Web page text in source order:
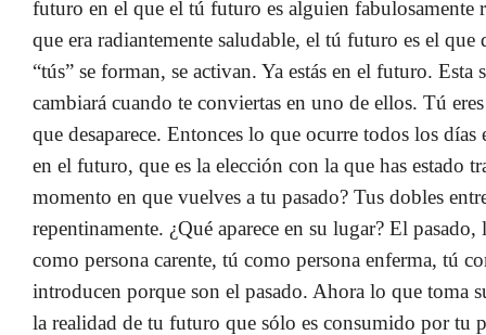
futuro en el que el tú futuro es alguien
que era radiantemente saludable, el tú futuro es el
“tús” se forman, se activan. Ya estás en el futuro.
cambiará cuando te conviertas en uno de ellos. Tú
que desaparece. Entonces lo que ocurre todos los
en el futuro, que es la elección con la que has estado
momento en que vuelves a tu pasado? Tus dobles
repentinamente. ¿Qué aparece en su lugar? El
como persona carente, tú como persona enferma, tú
introducen porque son el pasado. Ahora lo que toma
la realidad de tu futuro que sólo es consumido por tu